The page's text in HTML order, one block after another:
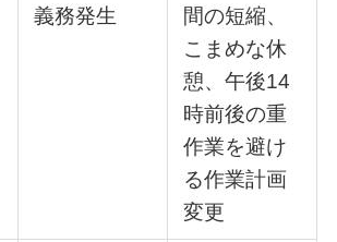
義務発生
間の短縮、
こまめな休
憩、午後14
時前後の重
作業を避け
る作業計画
変更